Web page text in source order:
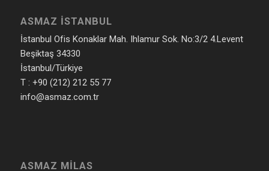
ASMAZ İSTANBUL
İstanbul Ofis Konaklar Mah. Ihlamur Sok. No:3/2 4.Levent
Beşiktaş 34330
İstanbul/Türkiye
T : +90 (212) 212 55 77
info@asmaz.com.tr
ASMAZ MILAS